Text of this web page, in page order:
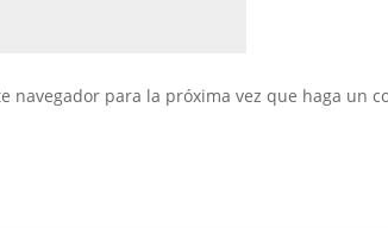
navegador para la próxima vez que haga un